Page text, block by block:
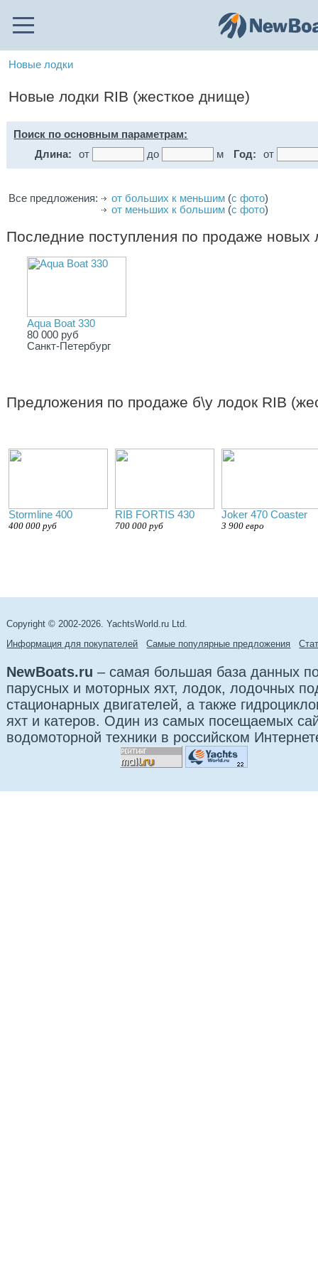
Новые лодки
Новые лодки RIB (жесткое днище)
Поиск по основным параметрам:
Длина:
от до м Год: от
Все предложения: от больших к меньшим (с фото)
от меньших к большим (с фото)
Последние поступления по продаже новых
Aqua Boat 330
80 000 руб
Санкт-Петербург
Предложения по продаже б\у лодок RIB
Stormline 400
400 000 руб
RIB FORTIS 430
700 000 руб
Joker 470 Coaster
3 900 евро
Copyright © 2002-2026. YachtsWorld.ru Ltd.
Информация для покупателей
Самые популярные предложения
NewBoats.ru – самая большая база данных
парусных и моторных яхт, лодок, лодочных
стационарных двигателей, а также
яхт и катеров. Один из самых посещаемых
водомоторной техники в российском